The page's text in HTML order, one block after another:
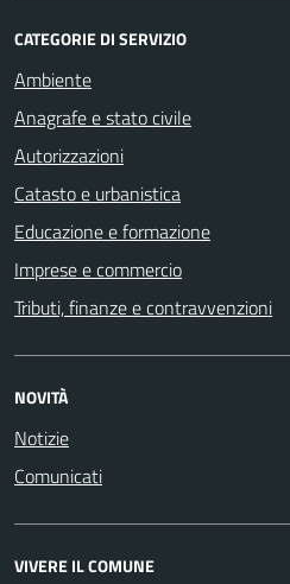
CATEGORIE DI SERVIZIO
Ambiente
Anagrafe e stato civile
Autorizzazioni
Catasto e urbanistica
Educazione e formazione
Imprese e commercio
Tributi, finanze e contravvenzioni
NOVITÀ
Notizie
Comunicati
VIVERE IL COMUNE